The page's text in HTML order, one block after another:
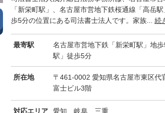
「新栄町駅」、名古屋市営地下鉄桜通線「高岳
歩5分の位置にある司法書士法人です。家族... 続
最寄駅
名古屋市営地下鉄「新栄町駅」地
駅」徒歩5分
所在地
〒461-0002 愛知県名古屋市東区代
富士ビル3階
対応エリア 愛知、岐阜、三重